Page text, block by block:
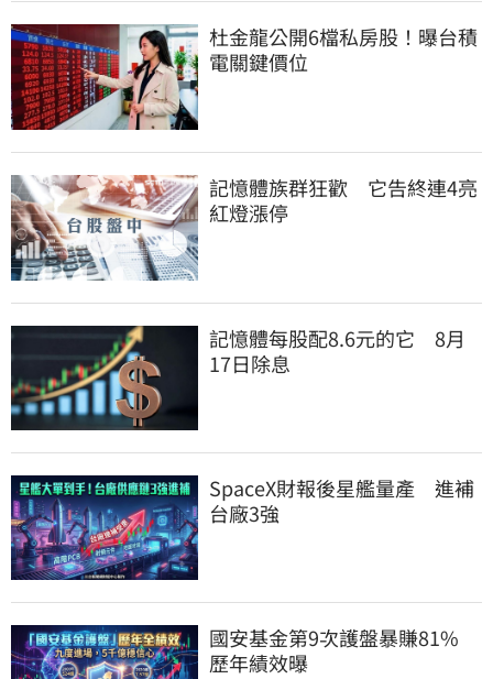
杜金龍公開6檔私房股！曝台積
電關鍵價位
記憶體族群狂歡　它告終連4亮
紅燈漲停
記憶體每股配8.6元的它　8月
17日除息
SpaceX財報後星艦量產　進補
台廠3強
國安基金第9次護盤暴賺81%
歷年績效曝